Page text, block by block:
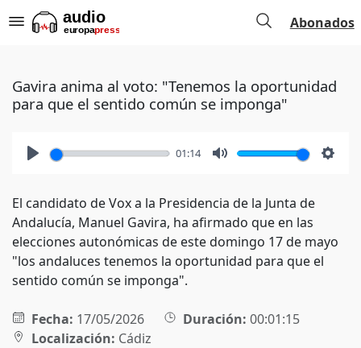
Abonados
Gavira anima al voto: "Tenemos la oportunidad
para que el sentido común se imponga"
01:14
El candidato de Vox a la Presidencia de la Junta de
Andalucía, Manuel Gavira, ha afirmado que en las
elecciones autonómicas de este domingo 17 de mayo
"los andaluces tenemos la oportunidad para que el
sentido común se imponga".
Fecha: 17/05/2026 Duración: 00:01:15
Localización: Cádiz